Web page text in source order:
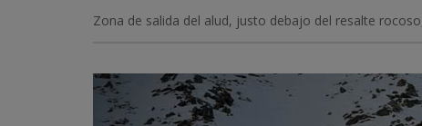
Zona de salida del alud, justo debajo del resalte